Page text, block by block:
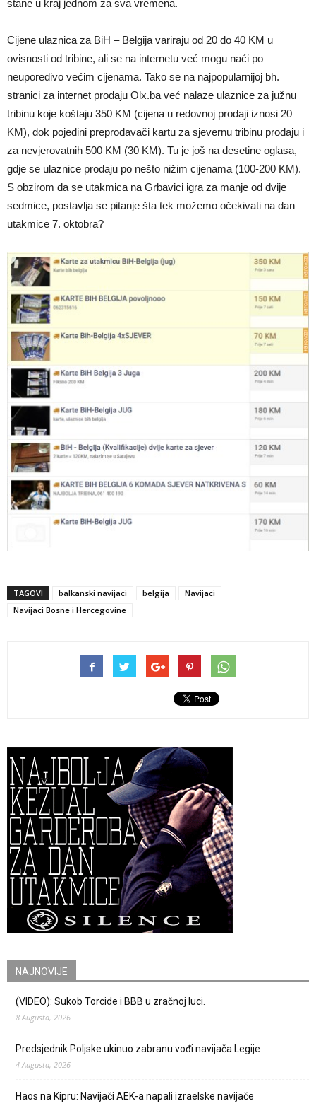
stane u kraj jednom za sva vremena.
Cijene ulaznica za BiH – Belgija variraju od 20 do 40 KM u
ovisnosti od tribine, ali se na internetu već mogu naći po
neuporedivo većim cijenama. Tako se na najpopularnijoj bh.
stranici za internet prodaju Olx.ba već nalaze ulaznice za južnu
tribinu koje koštaju 350 KM (cijena u redovnoj prodaji iznosi 20
KM), dok pojedini preprodavači kartu za sjevernu tribinu prodaju i
za nevjerovatnih 500 KM (30 KM). Tu je još na desetine oglasa,
gdje se ulaznice prodaju po nešto nižim cijenama (100-200 KM).
S obzirom da se utakmica na Grbavici igra za manje od dvije
sedmice, postavlja se pitanje šta tek možemo očekivati na dan
utakmice 7. oktobra?
TAGOVI balkanski navijaci belgija
Navijaci
Navijaci Bosne i Hercegovine
NAJNOVIJE
(VIDEO): Sukob Torcide i BBB u zračnoj luci.
8 Augusta, 2026
Predsjednik Poljske ukinuo zabranu vođi navijača Legije
4 Augusta, 2026
Haos na Kipru: Navijači AEK-a napali izraelske navijače